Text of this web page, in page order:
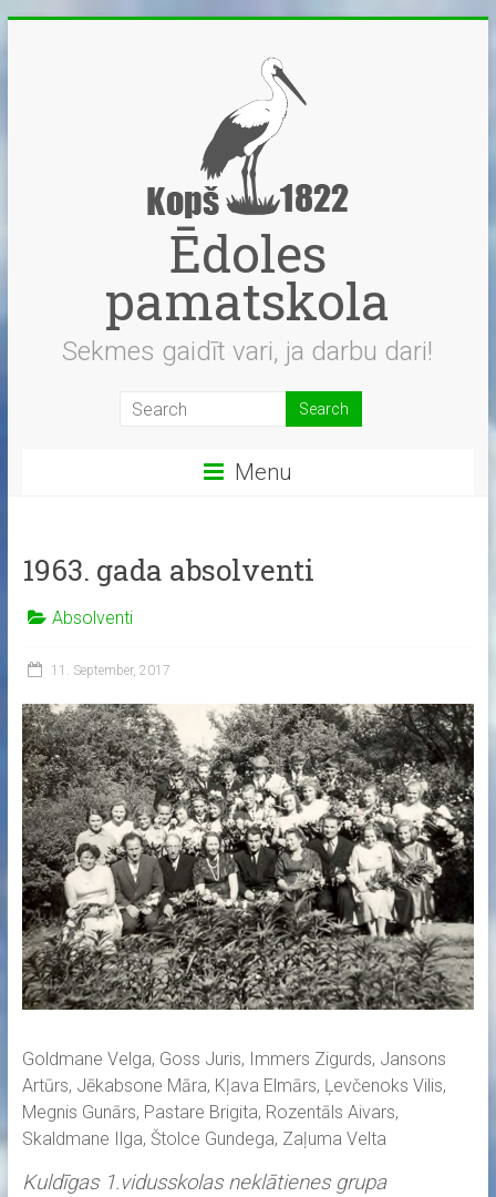
Ēdoles
pamatskola
Sekmes gaidīt vari, ja darbu dari!
Menu
1963. gada absolventi
Absolventi
11. September, 2017
Goldmane Velga, Goss Juris, Immers Zigurds, Jansons
Artūrs, Jēkabsone Māra, Kļava Elmārs, Ļevčenoks Vilis,
Megnis Gunārs, Pastare Brigita, Rozentāls Aivars,
Skaldmane Ilga, Štolce Gundega, Zaļuma Velta
Kuldīgas 1.vidusskolas neklātienes grupa